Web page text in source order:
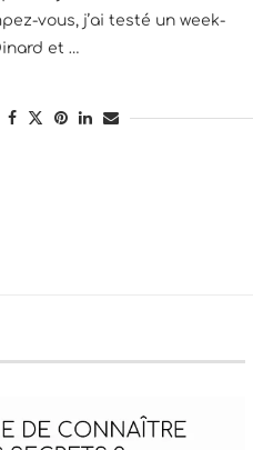
vous, j’ai testé un week-
et …